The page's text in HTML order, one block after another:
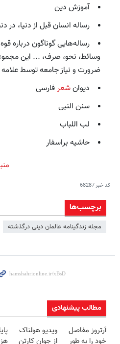
آموزش دین
رساله انسان قبل از دنیا، در
رساله‌هایی گوناگون درباره
ضرورت و نیاز جامعه توسط
دیوانشعرفارسی
سنن النبی
لب اللباب
حاشیه براسفار
کد خبر68287
برچسب‌ها
مجله زندگینامه عالمان دینی درگذشته
مطالب پیشنهادی
آرتروز مفاصل
خود را به طور
ویدیو هولناک
از جوان کارتن